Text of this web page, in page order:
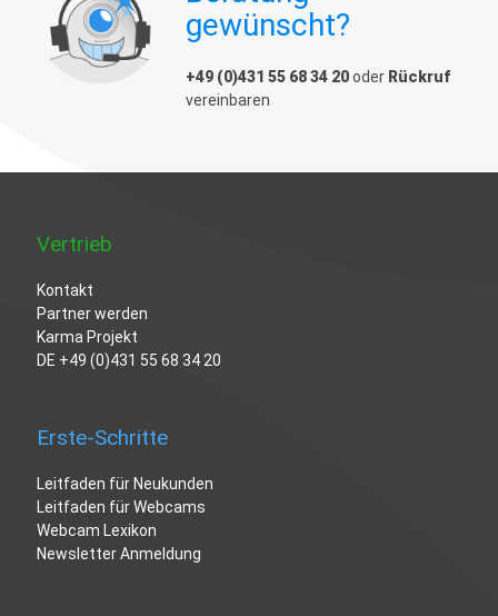
gewünscht?
+49 (0)431 55 68 34 20oder Rückruf
vereinbaren
Vertrieb
Kontakt
Partner werden
Karma Projekt
DE +49 (0)431 55 68 34 20
Erste-Schritte
Leitfaden für Neukunden
Leitfaden für Webcams
Webcam Lexikon
Newsletter Anmeldung